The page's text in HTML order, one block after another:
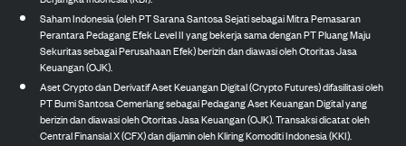
Saham Indonesia (oleh PT Sarana Santosa Sejati sebagai Mitra Pemasaran
Perantara Pedagang Efek Level II yang bekerja sama dengan PT Pluang Maju
Sekuritas sebagai Perusahaan Efek) berizin dan diawasi oleh Otoritas Jasa
Keuangan (OJK).
Aset Crypto dan Derivatif Aset Keuangan Digital (Crypto Futures) difasilitasi oleh
PT Bumi Santosa Cemerlang sebagai Pedagang Aset Keuangan Digital yang
berizin dan diawasi oleh Otoritas Jasa Keuangan (OJK). Transaksi dicatat oleh
Central Finansial X (CFX) dan dijamin oleh Kliring Komoditi Indonesia (KKI).